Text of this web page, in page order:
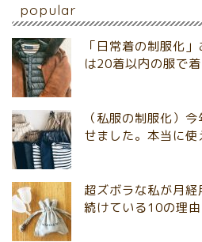
popular
「日常着の制服化
は20着以内の服で
（私服の制服化）
せました。本当に
超ズボラな私が月
続けている10の理由